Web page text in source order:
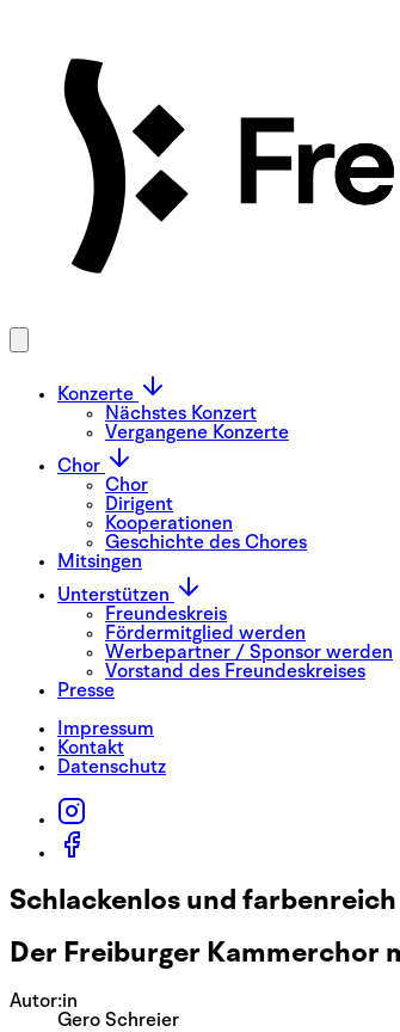
Konzerte
Nächstes Konzert
Vergangene Konzerte
Chor
Chor
Dirigent
Kooperationen
Geschichte des Chores
Mitsingen
Unterstützen
Freundeskreis
Fördermitglied werden
Werbepartner / Sponsor werden
Vorstand des Freundeskreises
Presse
Impressum
Kontakt
Datenschutz
Schlackenlos und farbenreich
Der Freiburger Kammerchor
Autor:in
Gero Schreier